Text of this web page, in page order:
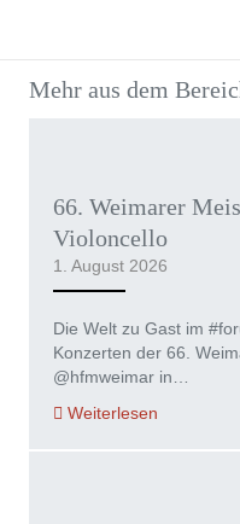
Mehr aus dem
66. Weimarer
Violoncello
1. August 2026
Die Welt zu Gast im
Konzerten der 66.
@hfmweimar in…
Weiterlesen